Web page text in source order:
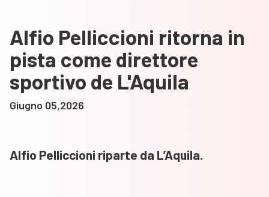
Alfio Pelliccioni ritorna in
pista come direttore
sportivo de L'Aquila
Giugno 05,2026
Alfio Pelliccioni riparte da L’Aquila.